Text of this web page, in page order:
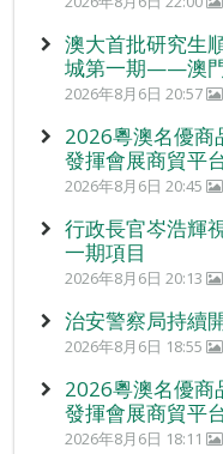
澳大首批研究生
城第一期——澳門
2026年8月6日 20:57
2026粵澳名優商
發揮會展商貿平
2026年8月6日 20:45
行政長官岑浩輝
一期項目
2026年8月6日 20:13
治安警察局持續
2026年8月6日 18:55
2026粵澳名優商
發揮會展商貿平
2026年8月6日 18:11